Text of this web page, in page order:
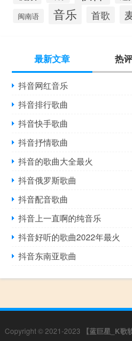
闽南语 音乐 首歌
最新文章 热
抖音网红音乐
抖音排行歌曲
抖音快手歌曲
抖音抒情歌曲
抖音的歌曲大全最火
抖音俄罗斯歌曲
抖音配音歌曲
抖音上一直啊的纯音乐
抖音好听的歌曲2022年最火
抖音东南亚歌曲
Copyright © 2021-2023 【蓝巨星_K歌